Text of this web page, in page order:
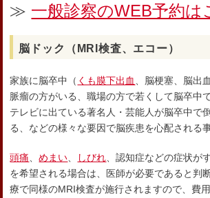
≫ 一般診察のWEB予約は
脳ドック（MRI検査、エコー）
家族に脳卒中（ くも膜下出血
、脳梗塞、脳出
脈瘤の方がいる、職場の方で若くして脳卒中
テレビに出ている著名人・芸能人が脳卒中で
る、などの様々な要因で脳疾患を心配される
頭痛 、めまい しびれ 、認知症などの症状が
を希望される場合は、医師が必要であると判
療で同様のMRI検査が施行されますので、費